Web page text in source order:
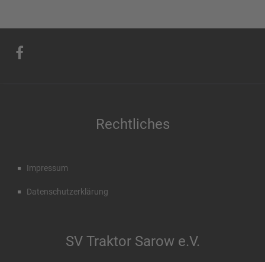
Rechtliches
Impressum
Datenschutzerklärung
SV Traktor Sarow e.V.